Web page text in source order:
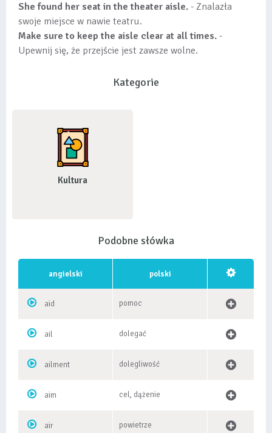
She found her seat in the theater aisle. - Znalazła
swoje miejsce w nawie teatru.
Make sure to keep the aisle clear at all times. -
Upewnij się, że przejście jest zawsze wolne.
Kategorie
Kultura
Podobne słówka
angielski polski
aid pomoc
ail dolegać
ailment dolegliwość
aim cel, dążenie
air powietrze